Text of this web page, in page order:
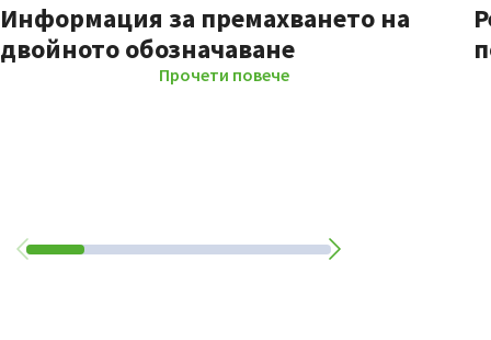
Информация за премахването на
двойното обозначаване
Прочети повече